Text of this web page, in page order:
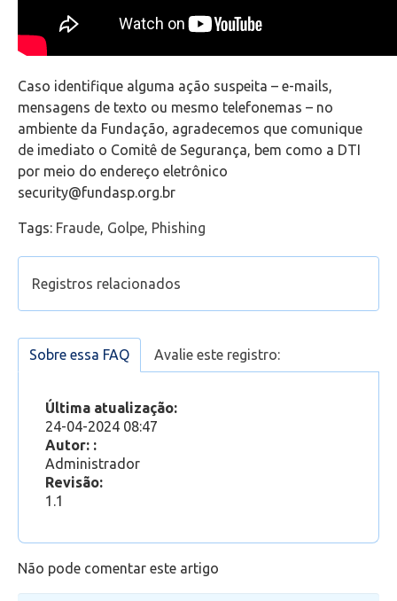
Office 365
Intercâmbio
Fluig
Feedz
Caso identifique alguma ação suspeita – e-mails,
mensagens de texto ou mesmo telefonemas – no
ambiente da Fundação, agradecemos que comunique
de imediato o Comitê de Segurança, bem como a DTI
por meio do endereço eletrônico
security@fundasp.org.br
Tags: Fraude, Golpe, Phishing
Registros relacionados
golpe/fraude/phishing
Como verificar se estou autenticado com a conta
Como gerar um link de acesso para uma equipe
no Microsoft Teams
Como encontrar os aplicativos online do Office
365, inclusive o Outlook Web?
Como acessar o Outlook Web
Sobre essa FAQ Avalie este registro:
Última atualização:
24-04-2024 08:47
Autor: :
Administrador
Revisão:
1.1
Não pode comentar este artigo